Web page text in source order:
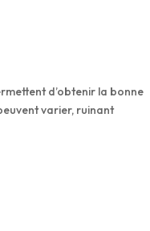
d’obtenir la bonne
varier, ruinant